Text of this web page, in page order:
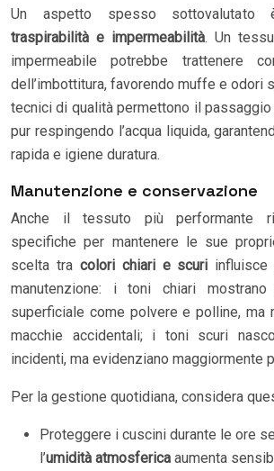
Un aspetto spesso sottovalutato
traspirabilità e impermeabilità. Un
impermeabile potrebbe trattenere
dell’imbottitura, favorendo muffe e odori
tecnici di qualità permettono il
pur respingendo l’acqua liquida,
rapida e igiene duratura.
Manutenzione e conservazione
Anche il tessuto più performante
specifiche per mantenere le sue
scelta tra colori chiari e scuri influisce
manutenzione: i toni chiari
superficiale come polvere e polline, ma
macchie accidentali; i toni scuri
incidenti, ma evidenziano maggiormente
Per la gestione quotidiana, considera
Proteggere i cuscini durante le ore
l’umidità atmosferica aumenta